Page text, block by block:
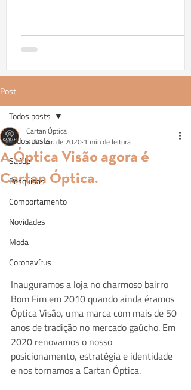
Post
Todos posts
Saúde
Pesquisas
Comportamento
Novidades
Moda
Coronavírus
Todos posts
A Óptica Visão agora é
Cartan Óptica.
Cartan Óptica
3 de mar. de 2020 1 min de leitura
Inauguramos a loja no charmoso bairro
Bom Fim em 2010 quando ainda éramos
Óptica Visão, uma marca com mais de 50
anos de tradição no mercado gaúcho. Em
2020 renovamos o nosso
posicionamento, estratégia e identidade
e nos tornamos a Cartan Óptica.